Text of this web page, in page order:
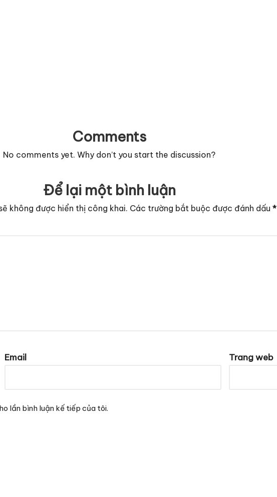
Comments
No comments yet. Why don’t you start the discussion?
Để lại một bình luận
không được hiển thị công khai. Các trường bắt buộc được đánh dấu *
Email Trang web
lần bình luận kế tiếp của tôi.